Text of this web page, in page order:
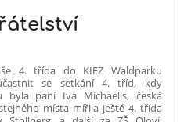
4. třída do KIEZ Waldparku
se setkání 4. tříd, kdy
byla paní Iva Michaelis, česká
místa mířila ještě 4. třída